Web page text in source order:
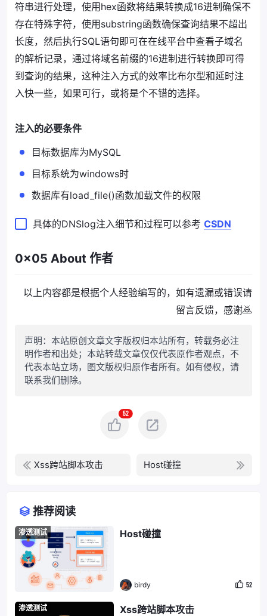
符串进行处理，使用hex函数将结果转换成16进制确保不
存在特殊字符，使用substring函数确保查询结果不超出
长度，然后执行SQL语句即可在在线平台中查看子域名
的解析记录，通过将域名前缀的16进制进行转换即可得
到查询的结果，这种注入方式的效率比布尔型和延时注
入快一些，如果可行，或将是个不错的选择。
注入的必要条件
目标数据库为MySQL
目标系统为windows时
数据库有load_file()函数加载文件的权限
具体的DNSlog注入细节和过程可以参考 CSDN
0x05 About 作者
以上内容都是根据个人经验编写的，如有遗漏或错误请
留言反馈，感谢🙇‍
声明：本站原创文章文字版权归本站所有，转载务必注
明作者和出处；本站转载文章仅仅代表原作者观点，不
代表本站立场，图文版权归原作者所有。如有侵权，请
联系我们删除。
52
Xss跨站脚本攻击 Host碰撞
推荐阅读
渗透测试 Host碰撞
birdy 52
渗透测试 Xss跨站脚本攻击